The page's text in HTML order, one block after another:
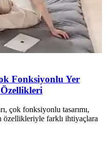
Fonksiyonlu Yer
çok fonksiyonlu tasarımı,
farklı ihtiyaçlara